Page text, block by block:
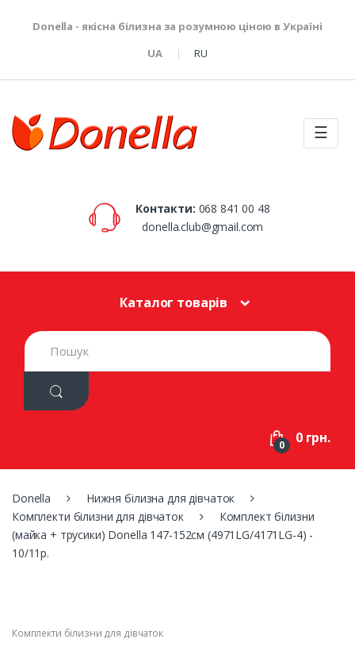
Donella - якісна білизна за розумною ціною в Україні
UA
RU
☰
Контакти: 068 841 00 48
donella.club@gmail.com
Каталог товарів
S
e
h
:
0 0 грн.
Donella
Нижня білизна для дівчаток
Комплекти білизни для дівчаток
Комплект білизни
(майка + трусики) Donella 147-152см (4971LG/4171LG-4) -
10/11р.
Комплекти білизни для дівчаток